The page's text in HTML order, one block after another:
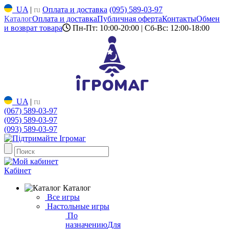
UA | ru Оплата и доставка (095) 589-03-97
КаталогОплата и доставкаПубличная офертаКонтактыОбмен
и возврат товара
Пн-Пт: 10:00-20:00 | Сб-Вс: 12:00-18:00
UA | ru
(067) 589-03-97
(095) 589-03-97
(093) 589-03-97
Кабінет
Каталог
Все игры
Настольные игры
По
назначениюДля